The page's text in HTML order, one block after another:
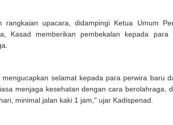
rangkaian upacara, didampingi Ketua Umum
Kasad memberikan pembekalan kepada
mengucapkan selamat kepada para perwira baru
menjaga kesehatan dengan cara berolahraga,
minimal jalan kaki 1 jam," ujar Kadispenad.